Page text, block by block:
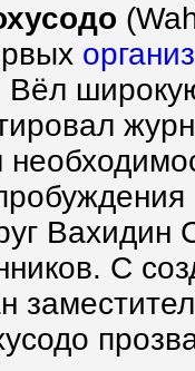
Вёл
Вахидин
С